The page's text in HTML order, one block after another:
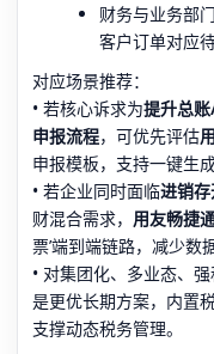
财务与业务部
客户订单对应
对应场景推荐：
• 若核心诉求为提升总
申报流程，可优先评估
申报模板，支持一键生
• 若企业同时面临进销
财混合需求， 用友畅捷
票’端到端链路，减少数
• 对集团化、多业态、强
是更优长期方案，内置
支撑动态税务管理。